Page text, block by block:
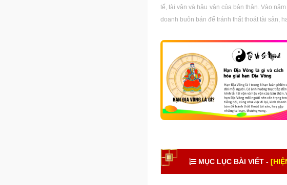
tế, tài vận và hậu vận của bản thân. Vào
doanh buôn bán để tránh thất thoát tài sản,
MỤC LỤC BÀI VIẾT -